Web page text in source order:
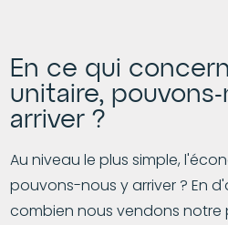
En ce qui
unitaire,
arriver ?
Au niveau le plus simple,
pouvons-nous y arriver ? En
combien nous vendons notre